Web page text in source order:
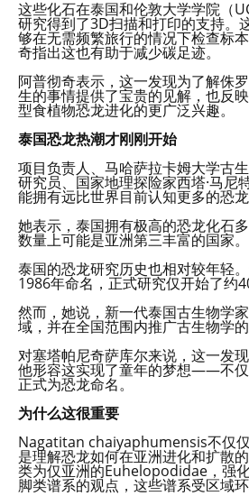
这些化石在泰国和伦敦大学学院（
研究得到了3D扫描和打印的支持。
够在无需频繁旅行的情况下检查标
奇指出这也有助于减少碳足迹。
阿普彻奇表示，这一发现为了解侏
生的事情提供了宝贵的见解，也反
型食植物恐龙进化的更广泛兴趣。
泰国恐龙热潮才刚刚开始
项目负责人、马哈萨拉卡姆大学古
研究员、国家地理探险家西塔·马尼
能拥有远比世界目前认知更多的恐龙
她表示，泰国拥有极高的恐龙化
数量上可能是亚洲第三丰富的国家。
泰国的恐龙研究历史也相对较年轻
1986年命名，正式研究仅开始了约
然而，她说，新一代泰国古生物学
域，并在全国范围内推广古生物学的
对塞塔帕尼奇萨库尔来说，这一发现
他形容这实现了童年的梦想——不
正式为恐龙命名。
为什么这很重要
Nagatitan chaiyaphumensis不仅
是理解恐龙如何在亚洲进化和扩散
类为仅亚洲的Euhelopodidae，强
脚类谱系的观点，这些谱系受区域环